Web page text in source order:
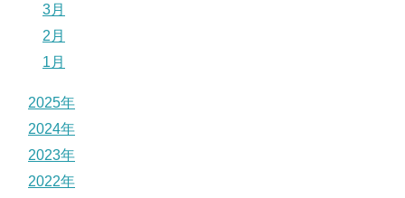
3月
2月
1月
2025年
2024年
2023年
2022年